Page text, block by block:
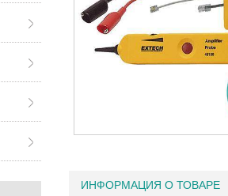
ИНФОРМАЦИЯ О ТОВАРЕ